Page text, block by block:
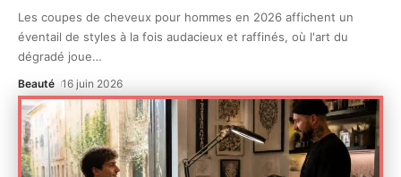
Les coupes de cheveux pour hommes en 2026 affichent un
éventail de styles à la fois audacieux et raffinés, où l'art du
dégradé joue…
Beauté 16 juin 2026